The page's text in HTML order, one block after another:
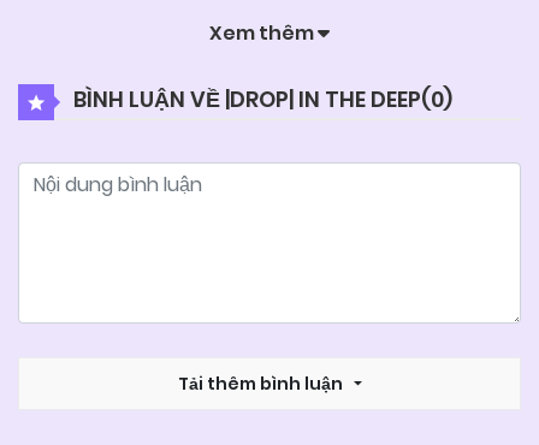
Xem thêm
BÌNH LUẬN VỀ |DROP| IN THE DEEP(0)
Tải thêm bình luận